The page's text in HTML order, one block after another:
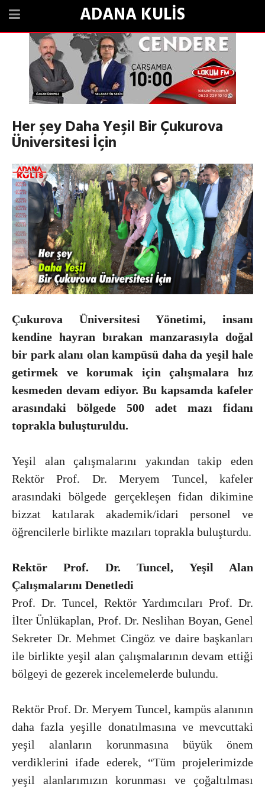
ADANA KULİS
Her şey Daha Yeşil Bir Çukurova
Üniversitesi İçin
Çukurova Üniversitesi Yönetimi, insanı
kendine hayran bırakan manzarasıyla doğal
bir park alanı olan kampüsü daha da yeşil hale
getirmek ve korumak için çalışmalara hız
kesmeden devam ediyor. Bu kapsamda kafeler
arasındaki bölgede 500 adet mazı fidanı
toprakla buluşturuldu.
Yeşil alan çalışmalarını yakından takip eden
Rektör Prof. Dr. Meryem Tuncel, kafeler
arasındaki bölgede gerçekleşen fidan dikimine
bizzat katılarak akademik/idari personel ve
öğrencilerle birlikte mazıları toprakla buluşturdu.
Rektör Prof. Dr. Tuncel, Yeşil Alan
Çalışmalarını Denetledi
Prof. Dr. Tuncel, Rektör Yardımcıları Prof. Dr.
İlter Ünlükaplan, Prof. Dr. Neslihan Boyan, Genel
Sekreter Dr. Mehmet Cingöz ve daire başkanları
ile birlikte yeşil alan çalışmalarının devam ettiği
bölgeyi de gezerek incelemelerde bulundu.
Rektör Prof. Dr. Meryem Tuncel, kampüs alanının
daha fazla yeşille donatılmasına ve mevcuttaki
yeşil alanların korunmasına büyük önem
verdiklerini ifade ederek, “Tüm projelerimizde
yeşil alanlarımızın korunması ve çoğaltılması